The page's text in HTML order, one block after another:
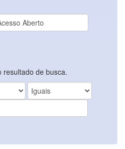
resultado de busca.